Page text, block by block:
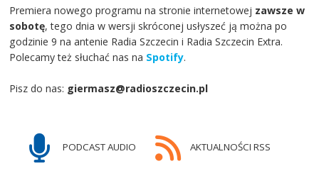
Premiera nowego programu na stronie internetowej zawsze w
sobotę, tego dnia w wersji skróconej usłyszeć ją można po
godzinie 9 na antenie Radia Szczecin i Radia Szczecin Extra.
Polecamy też słuchać nas na Spotify.
Pisz do nas: giermasz@radioszczecin.pl
PODCAST AUDIO AKTUALNOŚCI RSS